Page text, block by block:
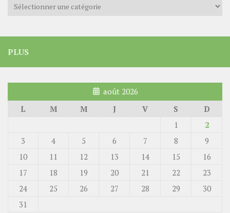
Catégories
PLUS
août 2026
L
M M J V S
D
1
2
3
4 5 6 7 8
9
10
11 12 13 14 15
16
17
18 19 20 21 22
23
24
25 26 27 28 29
30
31